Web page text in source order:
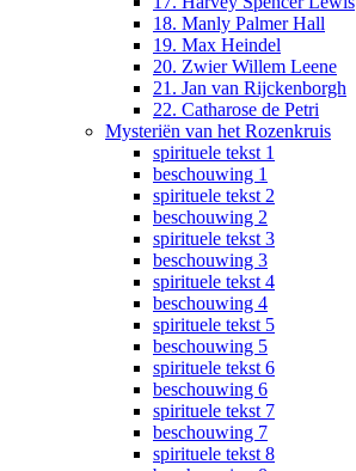
18. Manly Palmer Hall
19. Max Heindel
20. Zwier Willem Leene
21. Jan van Rijckenborgh
22. Catharose de Petri
Mysteriën van het Rozenkruis
spirituele tekst 1
beschouwing 1
spirituele tekst 2
beschouwing 2
spirituele tekst 3
beschouwing 3
spirituele tekst 4
beschouwing 4
spirituele tekst 5
beschouwing 5
spirituele tekst 6
beschouwing 6
spirituele tekst 7
beschouwing 7
spirituele tekst 8